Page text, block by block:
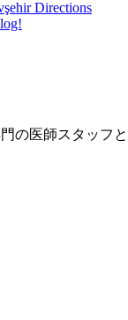
Directions
門の医師スタッ